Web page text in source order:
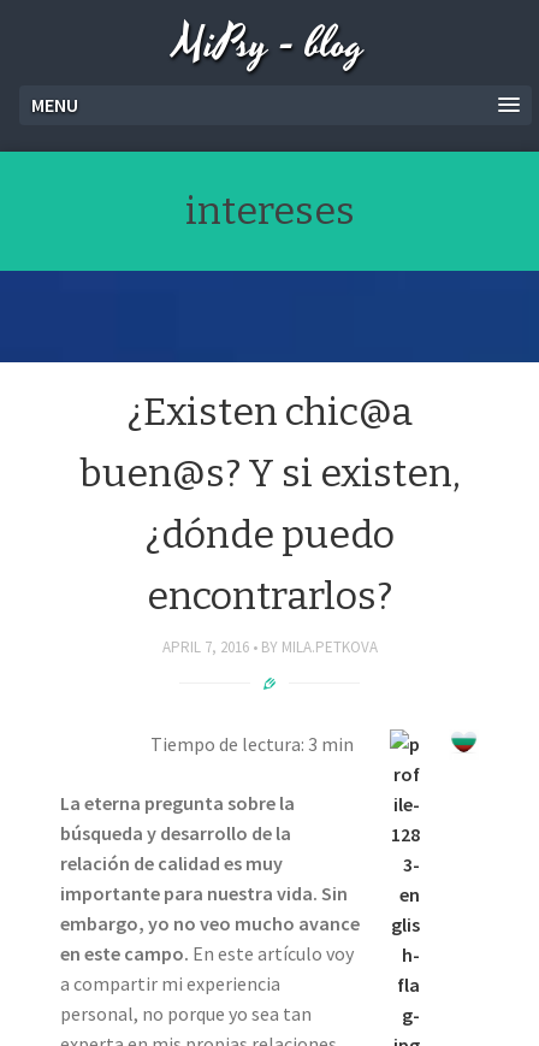
MiPsy - blog
MENU
intereses
¿Existen chic@a
buen@s? Y si existen,
¿dónde puedo
encontrarlos?
APRIL 7, 2016 BY MILA.PETKOVA
Tiempo de lectura: 3 min
La eterna pregunta sobre la
búsqueda y desarrollo de la
relación de calidad es muy
importante para nuestra vida. Sin
embargo, yo no veo mucho avance
en este campo. En este artículo voy
a compartir mi experiencia
personal, no porque yo sea tan